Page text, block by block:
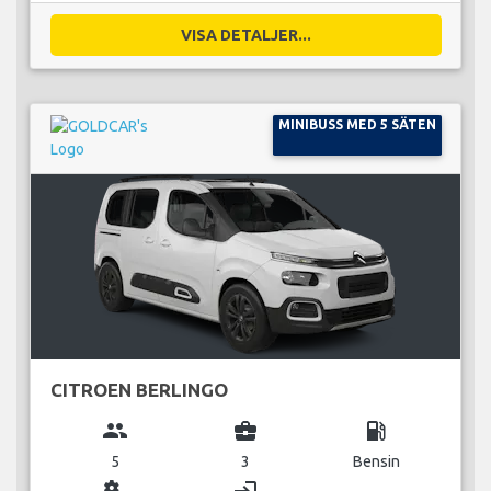
VISA DETALJER...
MINIBUSS MED 5 SÄTEN
CITROEN BERLINGO
group
5
business_center
3
local_gas_station
Bensin